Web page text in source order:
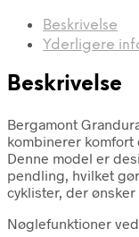
Beskrivelse
Yderligere
Beskrivelse
Bergamont
kombinerer komfort
Denne model er
pendling, hvilket
cyklister, der
Nøglefunktioner